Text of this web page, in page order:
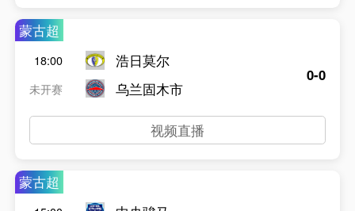
蒙古超
18:00
未开赛
浩日莫尔
乌兰固木市
0-0
视频直播
蒙古超